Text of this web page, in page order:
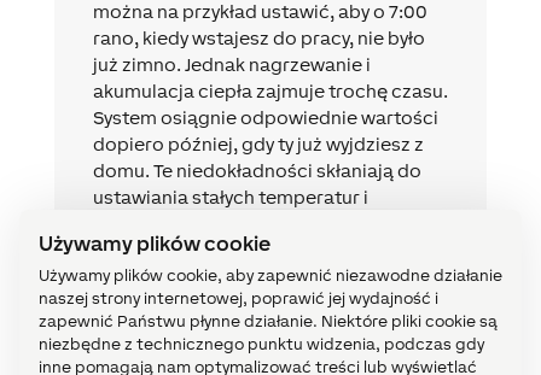
Używamy plików cookie
Używamy plików cookie, aby zapewnić niezawodne działanie
naszej strony internetowej, poprawić jej wydajność i
zapewnić Państwu płynne działanie. Niektóre pliki cookie są
niezbędne z technicznego punktu widzenia, podczas gdy
inne pomagają nam optymalizować treści lub wyświetlać
można na przykład ustawić, aby o 7:00
rano, kiedy wstajesz do pracy, nie było
już zimno. Jednak nagrzewanie i
akumulacja ciepła zajmuje trochę czasu.
System osiągnie odpowiednie wartości
dopiero później, gdy ty już wyjdziesz z
domu. Te niedokładności skłaniają do
ustawiania stałych temperatur i
„lepiej nie ruszać”. Jednakże to nie ma
nic wspólnego z efektywnym
wykorzystaniem energii.